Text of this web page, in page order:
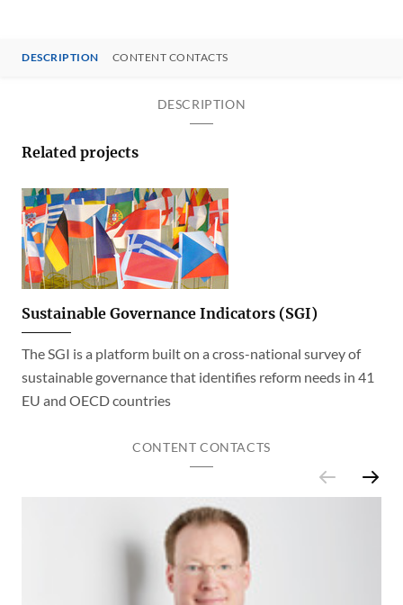
DESCRIPTION CONTENT CONTACTS
DESCRIPTION
Related projects
Sustainable Governance Indicators (SGI)
The SGI is a platform built on a cross-national survey of
sustainable governance that identifies reform needs in 41
EU and OECD countries
CONTENT CONTACTS